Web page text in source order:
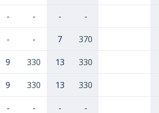
- - - -
- - 7 370
9 330 13 330
9 330 13 330
- - - -